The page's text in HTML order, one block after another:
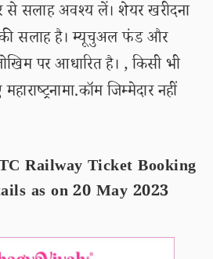
से सलाह अवश्य लें। शेयर खरीदना
की सलाह है। म्यूचुअल फंड और
पर आधारित है। , किसी भी
जिम्मेदार नहीं
Railway Ticket Booking
as on 20 May 2023